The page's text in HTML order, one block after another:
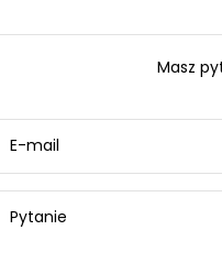
Masz
E-mail
Pytanie